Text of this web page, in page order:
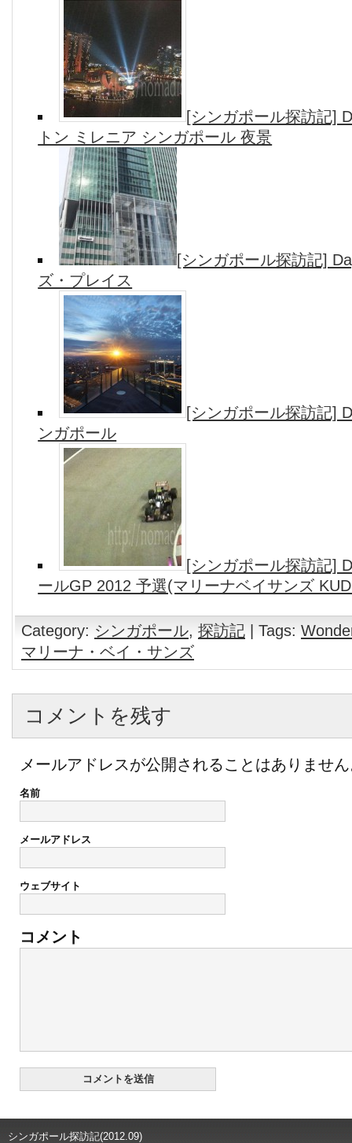
[シンガポール探訪記]
トン ミレニア シンガポール 夜景
[シンガポール探訪記]
ズ・プレイス
[シンガポール探訪記]
ンガポール
[シンガポール探訪記]
ールGP 2012 予選(マリーナベイサンズ
Category: シンガポール, 探訪記 | Tags:
マリーナ・ベイ・サンズ
コメントを残す
メールアドレスが公開されることはありませ
名前
メールアドレス
ウェブサイト
コメント
シンガポール探訪記(2012.09)